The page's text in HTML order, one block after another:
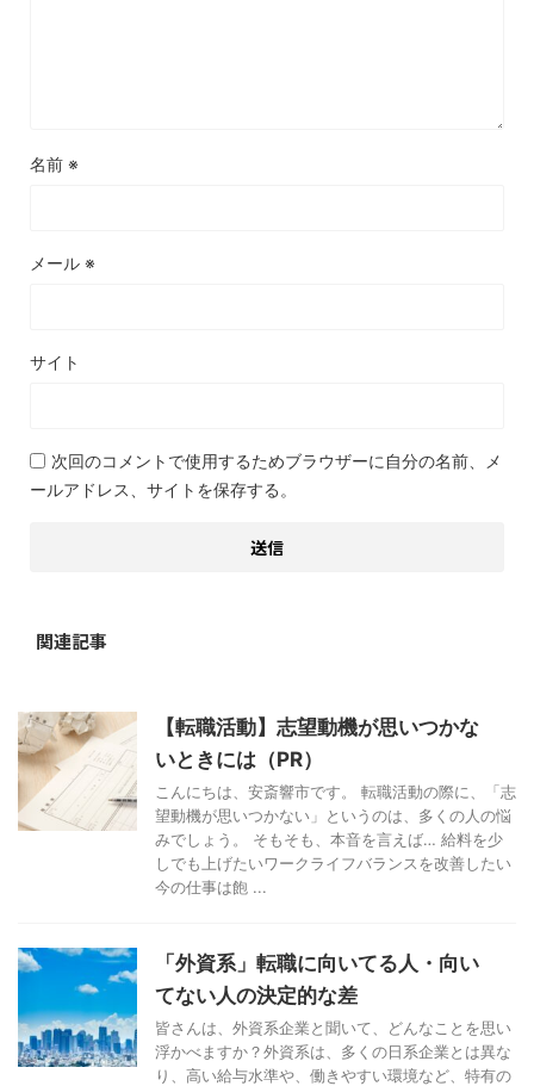
名前 ※
メール ※
サイト
次回のコメントで使用するためブラウザーに自分の名前、メ
ールアドレス、サイトを保存する。
関連記事
【転職活動】志望動機が思いつかな
いときには（PR）
こんにちは、安斎響市です。 転職活動の際に、「志
望動機が思いつかない」というのは、多くの人の悩
みでしょう。 そもそも、本音を言えば… 給料を少
しでも上げたいワークライフバランスを改善したい
今の仕事は飽 ...
「外資系」転職に向いてる人・向い
てない人の決定的な差
皆さんは、外資系企業と聞いて、どんなことを思い
浮かべますか？外資系は、多くの日系企業とは異な
り、高い給与水準や、働きやすい環境など、特有の